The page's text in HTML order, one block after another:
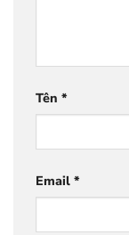
Tên *
Email *